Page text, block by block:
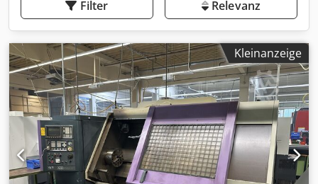
Filter Relevanz
Kleinanzeige